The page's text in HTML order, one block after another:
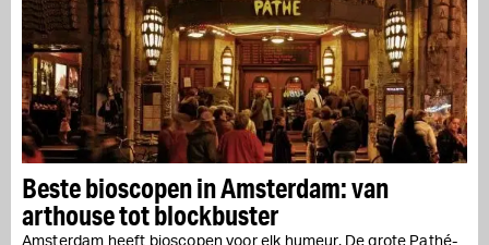
Beste bioscopen in Amsterdam: van
arthouse tot blockbuster